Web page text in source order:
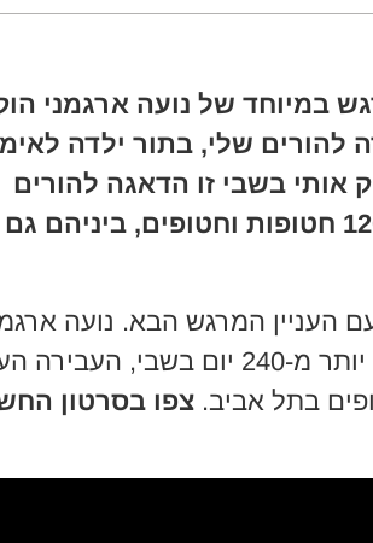
במיוחד של נועה ארגמני
להורים שלי, בתור ילדה
בשבי זו הדאגה להורים
שלי". ארגמני, דואגת להזכיר כי "יש עוד 120 חטופות וחטופים,
העניין המרגש הבא. נועה
" אחרי יותר מ-240 יום בשבי,
בתל אביב. צפו בסרטון